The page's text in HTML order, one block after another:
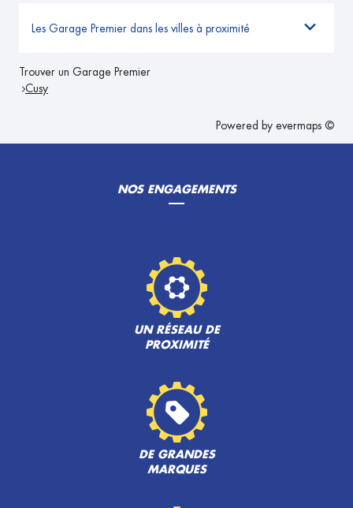
Les Garage Premier dans les villes à proximité
Trouver un Garage Premier
Cusy
Powered by evermaps ©
NOS ENGAGEMENTS
UN RÉSEAU DE
PROXIMITÉ
DE GRANDES
MARQUES